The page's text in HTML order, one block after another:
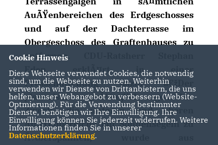
AuÃŸenbereichen des Erdgeschosses
und auf der Dachterrasse im
Obergeschoss des Graftenhauses zu
entfernen. CDU-Ratsherr Stephan
Eden erklÃ¤rt in einer
Pressemitteilung dazu: â€žDer
planerisch ursprÃ¼nglich angedachte
Zweck, die unteren und oberen
AuÃŸenbereiche mit Sonnensegeln zu
Ã¼berspannen, wurde aus
Cookie Hinweis
Diese Webseite verwendet Cookies, die notwendig
sind, um die Webseite zu nutzen. Weiterhin
verwenden wir Dienste von Drittanbietern, die uns
helfen, unser Webangebot zu verbessern (Website-
Optmierung). Für die Verwendung bestimmter
Dienste, benötigen wir Ihre Einwilligung. Ihre
Einwilligung können Sie jederzeit widerrufen. Weitere
Informationen finden Sie in unserer
Datenschutzerklärung.